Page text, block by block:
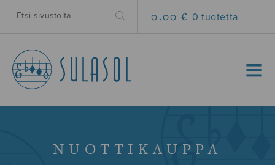
0.00 € 0 tuotetta
MENU
NUOTTIKAUPPA